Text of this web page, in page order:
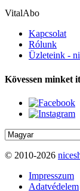
VitalAbo
Kapcsolat
Rólunk
Üzleteink -
Kövessen minket
© 2010-2026
Impresszum
Adatvédelem